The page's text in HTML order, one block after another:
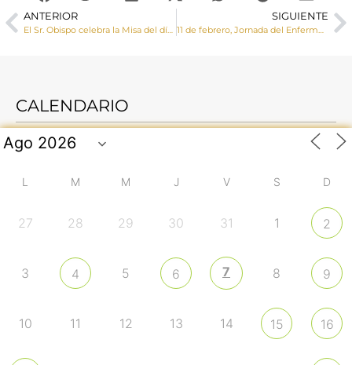
ANTERIOR
El Sr. Obispo celebra la Misa del día del Ayuno Voluntario y asiste a la presentación de la Campaña de Manos Unidas «Compartir es nuestra mayor riqueza»
SIGUIENTE
11 de febrero, Jornada del Enfermo: “En esperanza fuimos salvados”
CALENDARIO
L M M J V S D
27 28 29 30 31 1 2
3 4 5 6 7 8 9
10 11 12 13 14 15 16